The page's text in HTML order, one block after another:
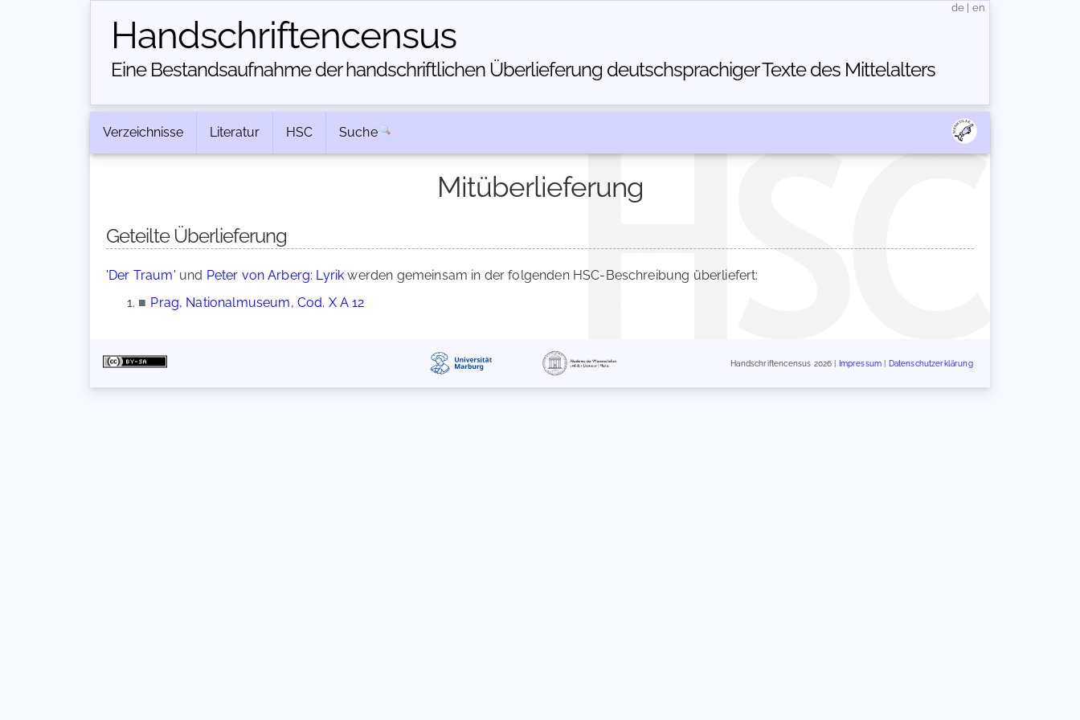
Handschriften­census
Eine Bestandsaufnahme der handschriftlichen Über­lieferung deutschsprachiger Texte des Mittelalters
de en
Verzeichnisse Literatur HSC Suche
Mitüberlieferung
Geteilte Überlieferung
'Der Traum' und Peter von Arberg: Lyrik werden gemeinsam in der folgenden HSC-Beschreibung überliefert:
■ Prag, Nationalmuseum, Cod. X A 12
Handschriftencensus 2026 | Impressum Datenschutzerklärung